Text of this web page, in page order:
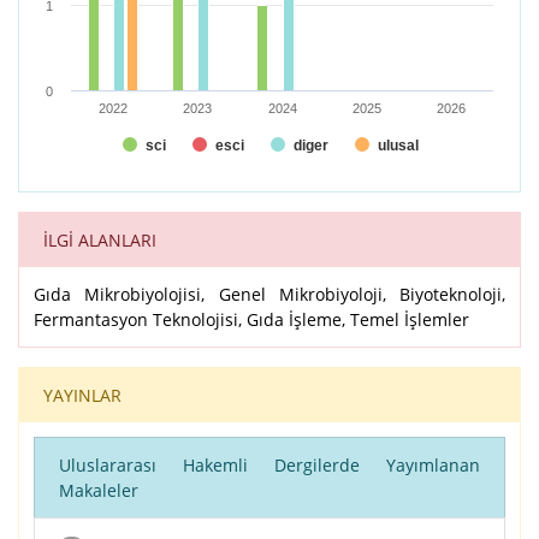
sci esci diger ulusal
2022 2023 2024 2025 2026
0
1
End of interactive chart.
İLGİ ALANLARI
Gıda Mikrobiyolojisi, Genel Mikrobiyoloji, Biyoteknoloji,
Fermantasyon Teknolojisi, Gıda İşleme, Temel İşlemler
YAYINLAR
Uluslararası Hakemli Dergilerde Yayımlanan
Makaleler